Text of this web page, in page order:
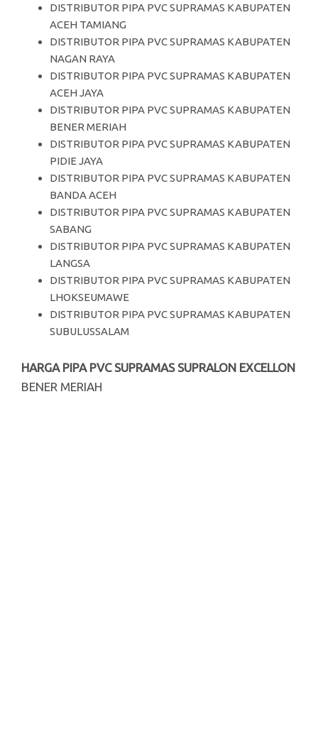
DISTRIBUTOR PIPA PVC SUPRAMAS KABUPATEN
ACEH TAMIANG
DISTRIBUTOR PIPA PVC SUPRAMAS KABUPATEN
NAGAN RAYA
DISTRIBUTOR PIPA PVC SUPRAMAS KABUPATEN
ACEH JAYA
DISTRIBUTOR PIPA PVC SUPRAMAS KABUPATEN
BENER MERIAH
DISTRIBUTOR PIPA PVC SUPRAMAS KABUPATEN
PIDIE JAYA
DISTRIBUTOR PIPA PVC SUPRAMAS KABUPATEN
BANDA ACEH
DISTRIBUTOR PIPA PVC SUPRAMAS KABUPATEN
SABANG
DISTRIBUTOR PIPA PVC SUPRAMAS KABUPATEN
LANGSA
DISTRIBUTOR PIPA PVC SUPRAMAS KABUPATEN
LHOKSEUMAWE
DISTRIBUTOR PIPA PVC SUPRAMAS KABUPATEN
SUBULUSSALAM
HARGA PIPA PVC SUPRAMAS SUPRALON EXCELLON
BENER MERIAH